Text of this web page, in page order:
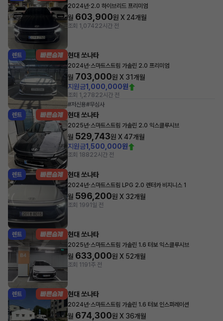
2024년·2.0 하이브리드 프리미엄
월 603,900원 X 24개월
조회 1,07422시간 전
렌트 현대 쏘나타
2024년·스마트스트림 가솔린 2.0 프리미엄
월 703,000원 X 31개월
지원금1,000,000원
조회 1,27822시간 전
#저신용#무심사
렌트
현대 쏘나타
2025년·스마트스트림 가솔린 2.0 익스클루시브
월 529,743원 X47개월
지원금1,500,000원
조회 18822시간 전
렌트 현대 쏘나타
2024년·스마트스트림 LPG 2.0 렌터카 비지니스 1
월 596,200원 X 32개월
조회 1991일 전
렌트 현대 쏘나타
2025년·스마트스트림 가솔린 1.6 터보 익스클루시브
월 633,000원 X 52개월
조회 1191주 전
렌트 현대 쏘나타
2024년·스마트스트림 가솔린 1.6 터보 인스퍼레이션
월 674,300원 X 36개월